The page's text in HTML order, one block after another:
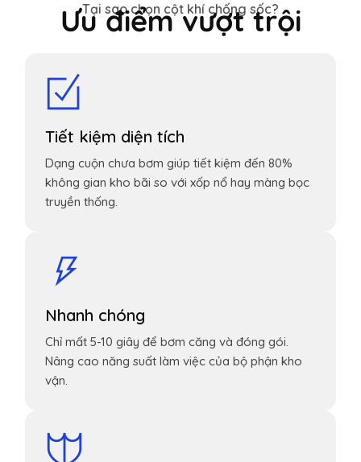
Tại sao chọn cột khí chống sốc?​
Ưu điểm vượt trội
Tiết kiệm diện tích
Dạng cuộn chưa bơm giúp tiết kiệm đến 80%
không gian kho bãi so với xốp nổ hay màng bọc
truyền thống.
Nhanh chóng
Chỉ mất 5-10 giây để bơm căng và đóng gói.
Nâng cao năng suất làm việc của bộ phận kho
vận.